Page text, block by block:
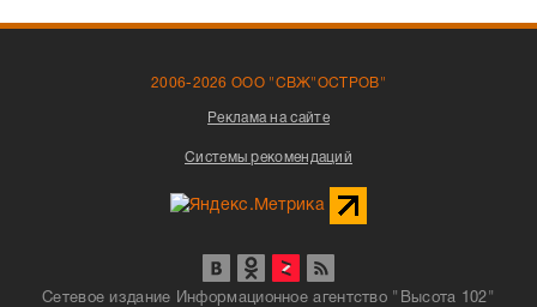
2006-2026 ООО "СВЖ"ОСТРОВ"
Реклама на сайте
Системы рекомендаций
Сетевое издание Информационное агентство "Высота 102"